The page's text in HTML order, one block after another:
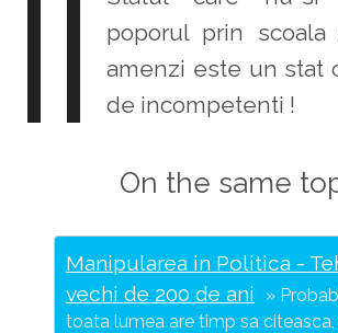
poporul prin scoala
amenzi este un stat
de incompetenti !
On the same
Manipularea in Politica -
vechi de 200 de ani
toata lumea are timp sa citeasca,